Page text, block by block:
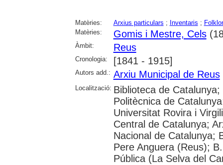
Matèries: Arxius particulars ; Inventaris ;
Matèries:
Gomis i Mestre, Cels
Àmbit: Reus
Cronologia: [1841 - 1915]
Autors add.: Arxiu Municipal de Reus
Localització: Biblioteca de
Politècnica de
Universitat Rovira i
Central de Catalunya;
Nacional de Catalunya;
Pere Anguera (Reus);
Pública (La Selva del